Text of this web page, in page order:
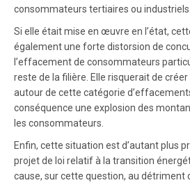
consommateurs tertiaires ou industriels.
Si elle était mise en œuvre en l’état,
également une forte distorsion de
l’effacement de consommateurs
reste de la filière. Elle risquerait de
autour de cette catégorie
conséquence une explosion des
les consommateurs.
Enfin, cette situation est d’autant plus
projet de loi relatif à la transition
cause, sur cette question, au détriment